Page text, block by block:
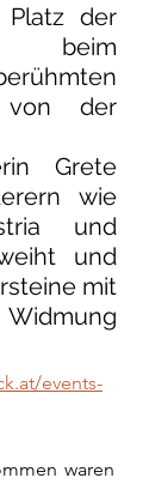
Platz der
beim
von der
Grete
wie
und
und
mit
events-
waren